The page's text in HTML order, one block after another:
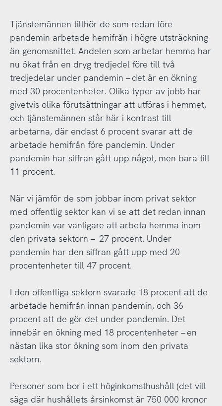
Tjänstemännen tillhör de som redan före
pandemin arbetade hemifrån i högre utsträckning
än genomsnittet. Andelen som arbetar hemma har
nu ökat från en dryg tredjedel före till två
tredjedelar under pandemin – det är en ökning
med 30 procentenheter. Olika typer av jobb har
givetvis olika förutsättningar att utföras i hemmet,
och tjänstemännen står här i kontrast till
arbetarna, där endast 6 procent svarar att de
arbetade hemifrån före pandemin. Under
pandemin har siffran gått upp något, men bara till
11 procent.
När vi jämför de som jobbar inom privat sektor
med offentlig sektor kan vi se att det redan innan
pandemin var vanligare att arbeta hemma inom
den privata sektorn – 27 procent. Under
pandemin har den siffran gått upp med 20
procentenheter till 47 procent.
I den offentliga sektorn svarade 18 procent att de
arbetade hemifrån innan pandemin, och 36
procent att de gör det under pandemin. Det
innebär en ökning med 18 procentenheter – en
nästan lika stor ökning som inom den privata
sektorn.
Personer som bor i ett höginkomsthushåll (det vill
säga där hushållets årsinkomst är 750 000 kronor